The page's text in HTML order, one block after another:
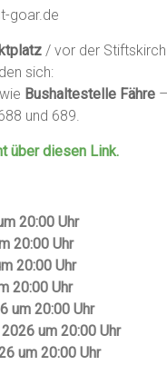
goar.de
/ vor der
sich:
Bushaltestelle Fähre
und 689.
über diesen Link.
20:00 Uhr
20:00 Uhr
20:00 Uhr
20:00 Uhr
um 20:00 Uhr
um 20:00 Uhr
um 20:00 Uhr